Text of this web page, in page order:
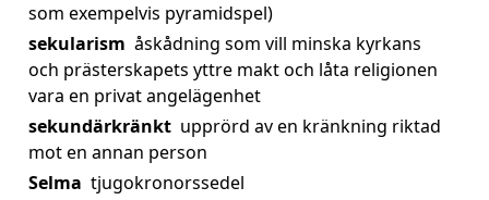
som exempelvis pyramidspel)
sekularism åskådning som vill minska kyrkans
och prästerskapets yttre makt och låta religionen
vara en privat angelägenhet
sekundärkränkt upprörd av en kränkning riktad
mot en annan person
Selma tjugokronorssedel